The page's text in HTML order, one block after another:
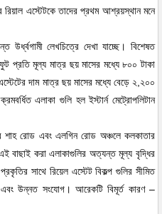
রিয়াল এস্টেটকে তাদের প্রথম আশ্রয়স্থান মনে
লেখচিত্রে দেখা যাচ্ছে। বিশেষত
ফুট প্রতি মূল্য মাত্র ছয় মাসের মধ্যে ৮০০ টাকা
দাম মাত্র ছয় মাসের মধ্যে বেড়ে ২,২০০
এলাকা গুলি হল ইস্টার্ন মেট্রোপলিটান
শাহ রোড এবং এলগিন রোড অঞ্চলে কলকাতার
বাছাই করা এলাকাগুলির অত্যন্ত মূল্য বৃদ্ধির
সাথে রিয়েল এস্টেট বিকল্প গুলির সীমিত
উন্নত সংযোগ। আরেকটি বিমূর্ত কারণ –